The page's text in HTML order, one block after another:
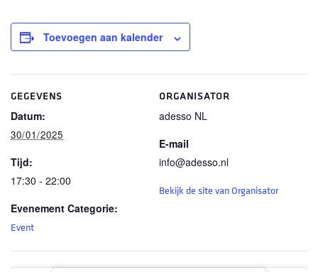
Toevoegen aan kalender
GEGEVENS
Datum:
30/01/2025
Tijd:
17:30 - 22:00
Evenement Categorie:
Event
ORGANISATOR
adesso NL
E-mail
info@adesso.nl
Bekijk de site van Organisator